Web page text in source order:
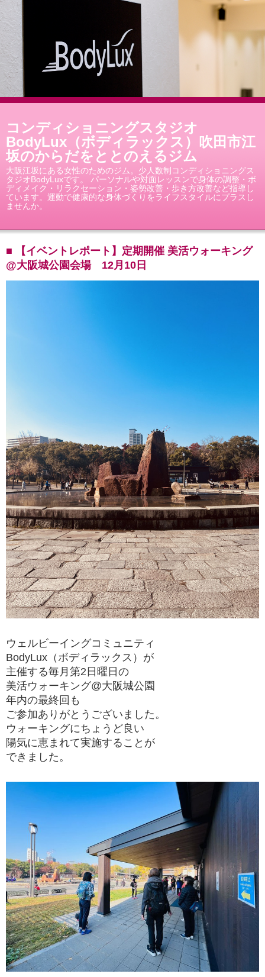
コンディショニングスタジオ
BodyLux（ボディラックス）吹田市江
坂のからだをととのえるジム
大阪江坂にある女性のためのジム。少人数制コンディショニングス
タジオBodyLuxです。 パーソナルや対面レッスンで身体の調整・ボ
ディメイク・リラクセーション・姿勢改善・歩き方改善など指導し
ています。運動で健康的な身体づくりをライフスタイルにプラスし
ませんか。
■ 【イベントレポート】定期開催 美活ウォーキング
@大阪城公園会場 12月10日
ウェルビーイングコミュニティ
BodyLux（ボディラックス）が
主催する毎月第2日曜日の
美活ウォーキング@大阪城公園
年内の最終回も
ご参加ありがとうございました。
ウォーキングにちょうど良い
陽気に恵まれて実施することが
できました。